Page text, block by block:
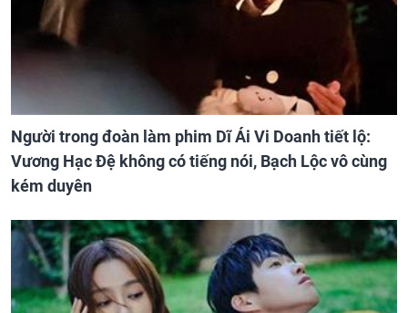
Người trong đoàn làm phim Dĩ Ái Vi Doanh tiết lộ:
Vương Hạc Đệ không có tiếng nói, Bạch Lộc vô cùng
kém duyên